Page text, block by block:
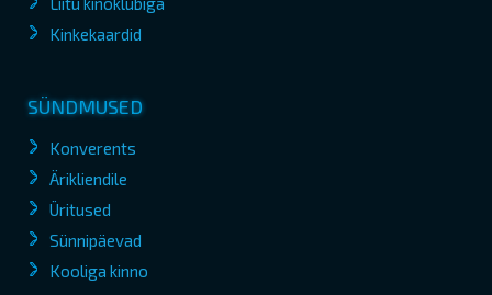
Kinkekaardid
SÜNDMUSED
Konverents
Ärikliendile
Üritused
Sünnipäevad
Kooliga kinno